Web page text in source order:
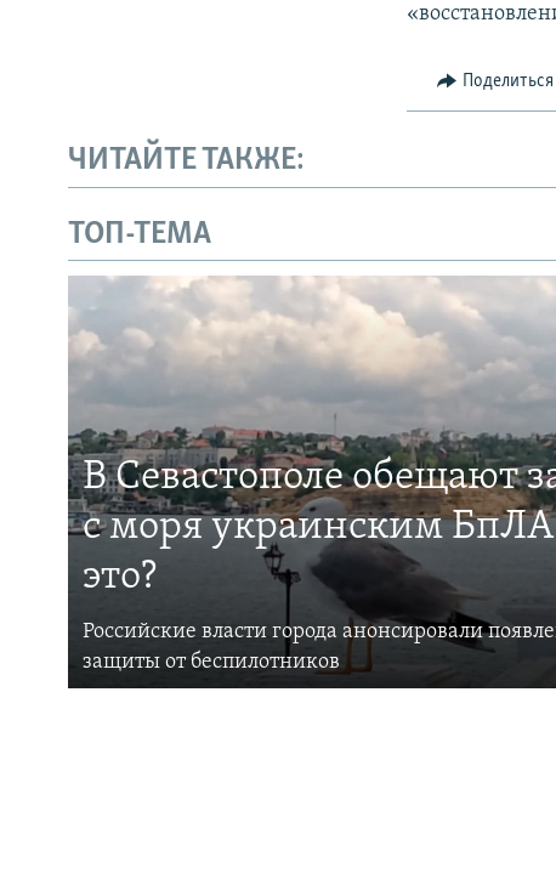
Поделиться
ЧИТАЙТЕ ТАКЖЕ:
ТОП-ТЕМА
В Севастополе обещают
с моря украинским
это?
Российские власти города анонсировали
защиты от беспилотников